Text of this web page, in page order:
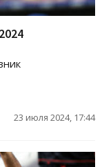
23 июля 2024, 17:44